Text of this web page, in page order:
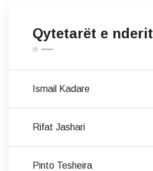
Qytetarët e nderit
Ismail Kadare
Rifat Jashari
Pinto Tesheira